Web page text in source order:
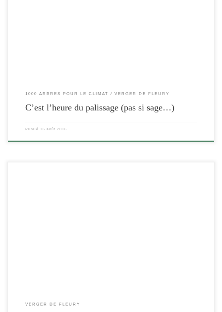
1000 ARBRES POUR LE CLIMAT VERGER DE FLEURY
C’est l’heure du palissage (pas si sage…)
Publié 16 août 2016
VERGER DE FLEURY